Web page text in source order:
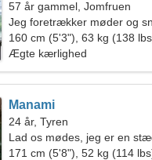
57 år gammel, Jomfruen
Jeg foretrækker møder og
160 cm (5'3"), 63 kg (138
Ægte kærlighed
Manami
24 år, Tyren
Lad os mødes, jeg er en
171 cm (5'8"), 52 kg (114